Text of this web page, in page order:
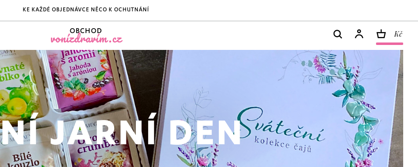
KE KAŽDÉ OBJEDNÁVCE NĚCO K OCHUTNÁNÍ
OBCHOD
vonízdravím.cz Kč
JARNÍ DEN